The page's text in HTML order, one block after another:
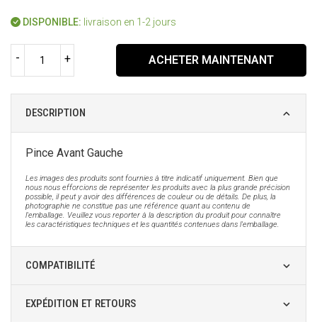
DISPONIBLE: livraison en 1-2 jours
- + ACHETER MAINTENANT
DESCRIPTION
Pince Avant Gauche
Les images des produits sont fournies à titre indicatif uniquement. Bien que
nous nous efforcions de représenter les produits avec la plus grande précision
possible, il peut y avoir des différences de couleur ou de détails. De plus, la
photographie ne constitue pas une référence quant au contenu de
l'emballage. Veuillez vous reporter à la description du produit pour connaître
les caractéristiques techniques et les quantités contenues dans l'emballage.
COMPATIBILITÉ
EXPÉDITION ET RETOURS